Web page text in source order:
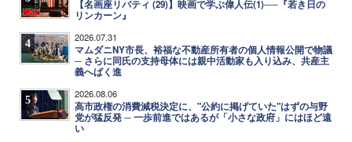
【名画座リバティ (29)】映画で学ぶ偉人伝(1)──『若き日の
リンカーン』
4 2026.07.31
マムダニNY市長、裕福な不動産所有者の個人情報公開で物議
─ さらに同氏の支持母体には親中活動家も入り込み、共産主
義へばく進
5 2026.08.06
高市政権の消費減税決定に、"公約に掲げていた"はずの与野
党が猛反発 ─ 一歩前進ではあるが「小さな政府」にはほど遠
い